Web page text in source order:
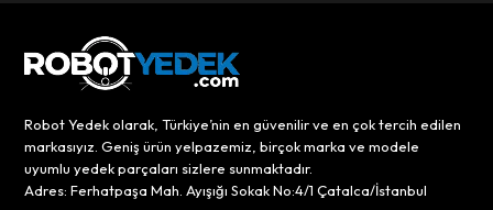
Robot Yedek olarak, Türkiye’nin en güvenilir ve en çok tercih edilen
markasıyız. Geniş ürün yelpazemiz, birçok marka ve modele
uyumlu yedek parçaları sizlere sunmaktadır.
Adres: Ferhatpaşa Mah. Ayışığı Sokak No:4/1 Çatalca/İstanbul